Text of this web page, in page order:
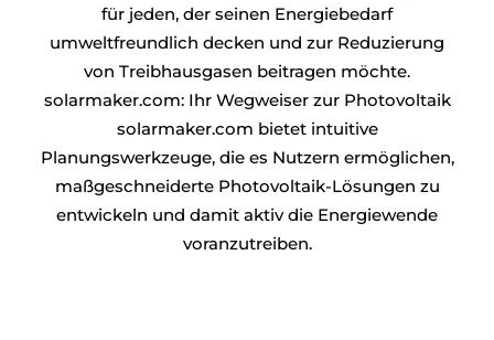
für jeden, der seinen Energiebedarf
umweltfreundlich decken und zur Reduzierung
von Treibhausgasen beitragen möchte.
solarmaker.com: Ihr Wegweiser zur Photovoltaik
solarmaker.com bietet intuitive
Planungswerkzeuge, die es Nutzern ermöglichen,
maßgeschneiderte Photovoltaik-Lösungen zu
entwickeln und damit aktiv die Energiewende
voranzutreiben.